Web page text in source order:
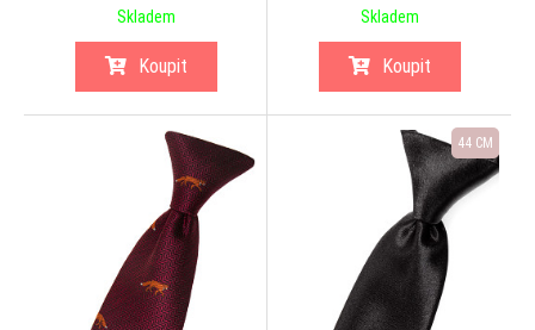
Skladem
Koupit
Skladem
Koupit
44 CM